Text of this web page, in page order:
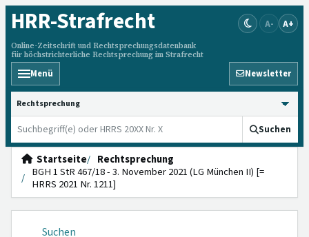
HRR-Strafrecht
Online-Zeitschrift und Rechtsprechungsdatenbank
für höchstrichterliche Rechtsprechung im Strafrecht
A- A+
Menü Newsletter
HRRS durchsuchen
Suchen
Startseite
Rechtsprechung
BGH 1 StR 467/18 - 3. November 2021 (LG München II) [=
HRRS 2021 Nr. 1211]
Suchen